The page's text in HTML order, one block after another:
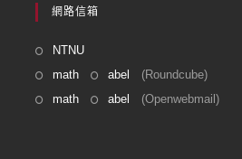
網路信箱
NTNU
math
abel
(Roundcube)
math
abel (Openwebmail)